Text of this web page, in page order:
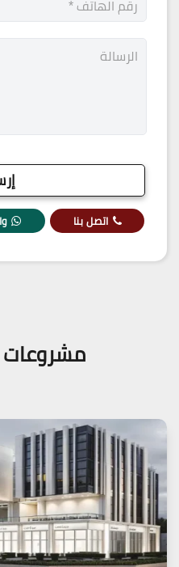
اتصل بنا
مشروعات